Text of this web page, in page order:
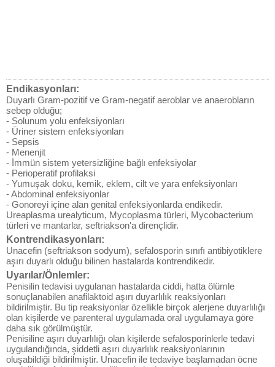
Endikasyonları:
Duyarlı Gram-pozitif ve Gram-negatif aeroblar ve anaerobların
sebep olduğu;
- Solunum yolu enfeksiyonları
- Üriner sistem enfeksiyonları
- Sepsis
- Menenjit
- İmmün sistem yetersizliğine bağlı enfeksiyolar
- Perioperatif profilaksi
- Yumuşak doku, kemik, eklem, cilt ve yara enfeksiyonları
- Abdominal enfeksiyonlar
- Gonoreyi içine alan genital enfeksiyonlarda endikedir.
Ureaplasma urealyticum, Mycoplasma türleri, Mycobacterium
türleri ve mantarlar, seftriakson'a dirençlidir.
Kontrendikasyonları:
Unacefin (seftriakson sodyum), sefalosporin sınıfı antibiyotiklere
aşırı duyarlı olduğu bilinen hastalarda kontrendikedir.
Uyarılar/Önlemler:
Penisilin tedavisi uygulanan hastalarda ciddi, hatta ölümle
sonuçlanabilen anafilaktoid aşırı duyarlılık reaksiyonları
bildirilmiştir. Bu tip reaksiyonlar özellikle birçok alerjene duyarlılığı
olan kişilerde ve parenteral uygulamada oral uygulamaya göre
daha sık görülmüştür.
Penisiline aşırı duyarlılığı olan kişilerde sefalosporinlerle tedavi
uygulandığında, şiddetli aşırı duyarlılık reaksiyonlarının
oluşabildiği bildirilmiştir. Unacefin ile tedaviye başlamadan öcne